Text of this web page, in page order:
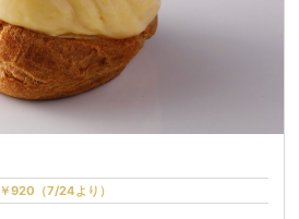
￥920（7/24より）